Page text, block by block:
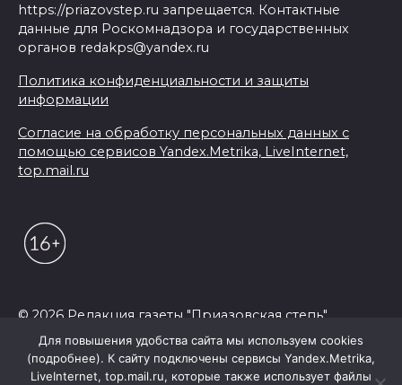
https://priazovstep.ru запрещается. Контактные
данные для Роскомнадзора и государственных
органов redakps@yandex.ru
Политика конфиденциальности и защиты
информации
Согласие на обработку персональных данных с
помощью сервисов Yandex.Metrika, LiveInternet,
top.mail.ru
© 2026 Редакция газеты "Приазовская степь"
Для повышения удобства сайта мы используем cookies
(подробнее). К сайту подключены сервисы Yandex.Metrika,
LiveInternet, top.mail.ru, которые также использует файлы